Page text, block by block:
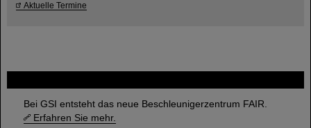
Bei GSI entsteht das neue Beschleunigerzentrum FAIR.
Erfahren Sie mehr.
Aktuelle Termine